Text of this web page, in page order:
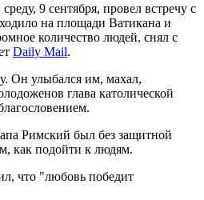
9 сентября, провел встречу с
на площади Ватикана и
количество людей, снял с
Daily Mail.
Он улыбался им, махал,
глава католической
Римский был без защитной
как подойти к людям.
что "любовь победит